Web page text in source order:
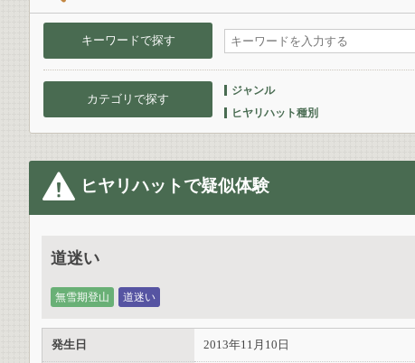
キーワードで探す
カテゴリで探す
ジャンル
ヒヤリハット種別
ヒヤリハットで疑似体験
道迷い
無雪期登山 道迷い
発生日 2013年11月10日